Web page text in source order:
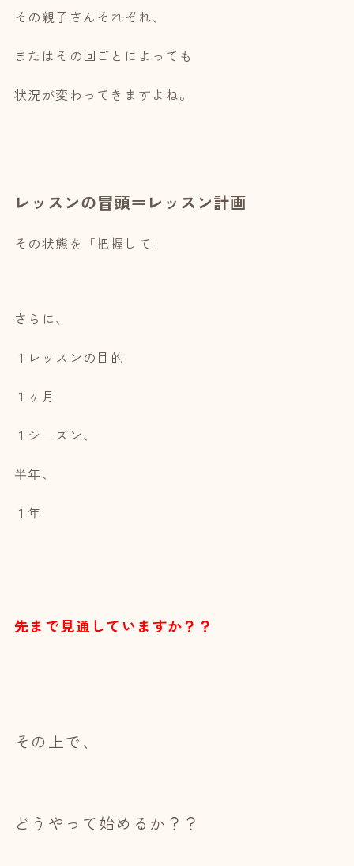
その親子さんそれぞれ、
またはその回ごとによっても
状況が変わってきますよね。
レッスンの冒頭＝レッスン計画
その状態を「把握して」
さらに、
１レッスンの目的
１ヶ月
１シーズン、
半年、
１年
先まで見通していますか？？
その上で、
どうやって始めるか？？